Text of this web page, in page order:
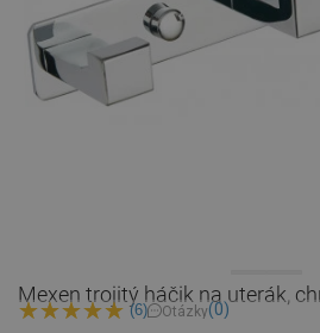
Mexen trojitý háčik na uterák,
(6) Otázky(0)